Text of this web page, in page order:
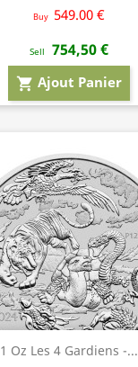
Buy 549.00 €
Sell 754,50 €
shopping_cart Ajout Panier
1 Oz Les 4 Gardiens -...